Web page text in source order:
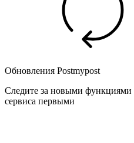
Обновления Postmypost
Следите за новыми функциями
сервиса первыми